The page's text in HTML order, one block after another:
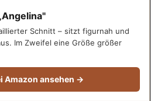
Schnitt – sitzt figurnah und
Im Zweifel eine Größe größer
Amazon ansehen →